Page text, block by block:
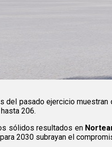
del pasado ejercicio
hasta 206.
sólidos resultados en
2030 subrayan el